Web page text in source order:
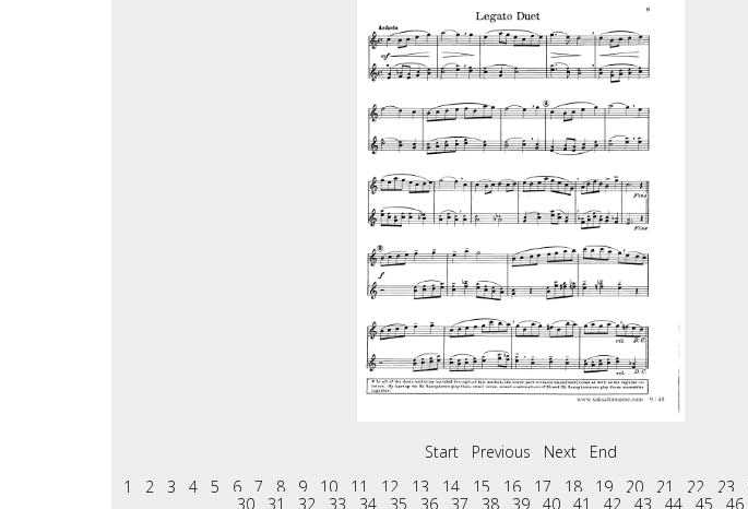
Start Previous Next
End
1
2 3 4 5 6 7 8 9 10 11 12 13 14 15 16 17 18 19 20 21 22 23
30
31 32 33 34 35 36 37 38 39 40 41 42 43 44 45 46